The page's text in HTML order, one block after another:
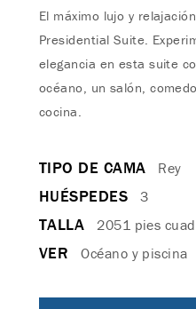
El máximo lujo y
Presidential Suite.
elegancia en esta suite
océano, un salón,
cocina.
TIPO DE CAMA Rey
HUÉSPEDES 3
TALLA 2051 pies
VER Océano y piscina